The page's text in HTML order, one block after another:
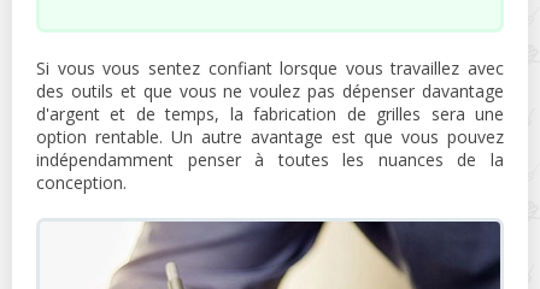
Si vous vous sentez confiant lorsque vous travaillez avec
des outils et que vous ne voulez pas dépenser davantage
d'argent et de temps, la fabrication de grilles sera une
option rentable. Un autre avantage est que vous pouvez
indépendamment penser à toutes les nuances de la
conception.